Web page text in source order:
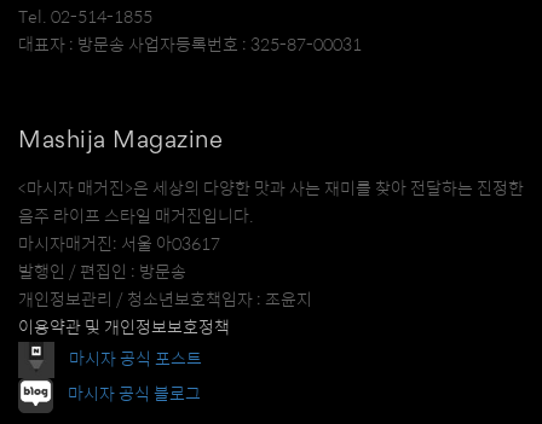
Tel. 02-514-1855
대표자 : 방문송 사업자등록번호 : 325-87-00031
Mashija Magazine
<마시자 매거진>은 세상의 다양한 맛과 사는 재미를 찾아 전달하는 진정한
음주 라이프 스타일 매거진입니다.
마시자매거진: 서울 아03617
발행인 / 편집인 : 방문송
개인정보관리 / 청소년보호책임자 : 조윤지
이용약관 및 개인정보보호정책
마시자 공식 포스트
마시자 공식 블로그